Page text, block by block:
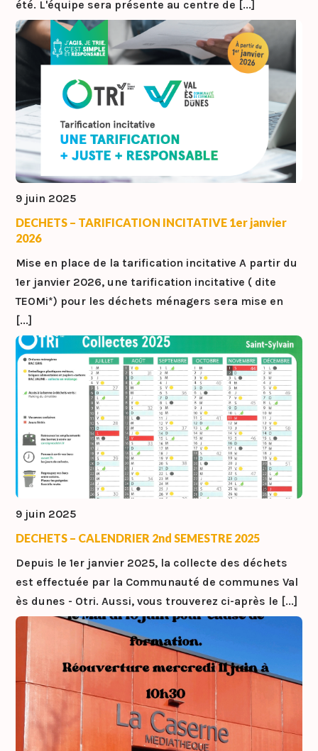
été. L'équipe sera présente au centre de [...]
9 juin 2025
DECHETS – TARIFICATION INCITATIVE 1er janvier
2026
Mise en place de la tarification incitative A partir du
1er janvier 2026, une tarification incitative ( dite
TEOMi*) pour les déchets ménagers sera mise en
[...]
9 juin 2025
DECHETS – CALENDRIER 2nd SEMESTRE 2025
Depuis le 1er janvier 2025, la collecte des déchets
est effectuée par la Communauté de communes Val
ès dunes - Otri. Aussi, vous trouverez ci-après le [...]